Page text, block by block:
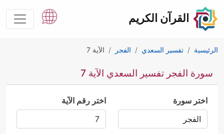
القرآن الكريم
الرئيسية تفسير السعدي الفجر الآية 7
سورة الفجر تفسير السعدي الآية 7
اختر سورة اختر رقم الآية